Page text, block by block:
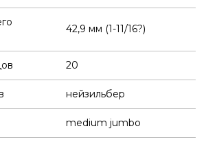
42,9 мм (1-11/16?)
20
нейзильбер
medium jumbo